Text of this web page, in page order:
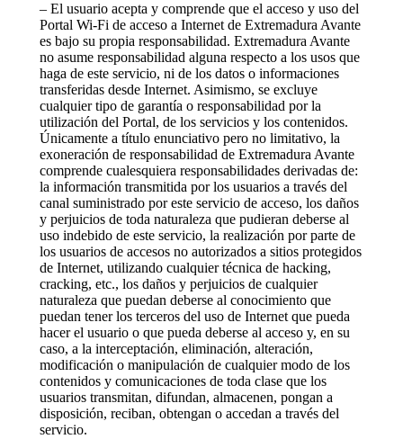
– El usuario acepta y comprende que el acceso y uso del
Portal Wi-Fi de acceso a Internet de Extremadura Avante
es bajo su propia responsabilidad. Extremadura Avante
no asume responsabilidad alguna respecto a los usos que
haga de este servicio, ni de los datos o informaciones
transferidas desde Internet. Asimismo, se excluye
cualquier tipo de garantía o responsabilidad por la
utilización del Portal, de los servicios y los contenidos.
Únicamente a título enunciativo pero no limitativo, la
exoneración de responsabilidad de Extremadura Avante
comprende cualesquiera responsabilidades derivadas de:
la información transmitida por los usuarios a través del
canal suministrado por este servicio de acceso, los daños
y perjuicios de toda naturaleza que pudieran deberse al
uso indebido de este servicio, la realización por parte de
los usuarios de accesos no autorizados a sitios protegidos
de Internet, utilizando cualquier técnica de hacking,
cracking, etc., los daños y perjuicios de cualquier
naturaleza que puedan deberse al conocimiento que
puedan tener los terceros del uso de Internet que pueda
hacer el usuario o que pueda deberse al acceso y, en su
caso, a la interceptación, eliminación, alteración,
modificación o manipulación de cualquier modo de los
contenidos y comunicaciones de toda clase que los
usuarios transmitan, difundan, almacenen, pongan a
disposición, reciban, obtengan o accedan a través del
servicio.